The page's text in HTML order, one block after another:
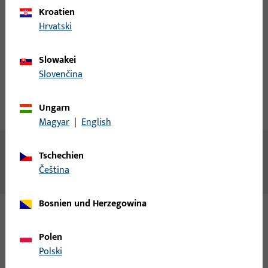
Produktbeschreibung
Technische Daten
Inhalt
Zwischenprofile 61 Thermostep
Varianten
Zu diesem Produkt gibt es folgende Varianten:
Kroatien
Hrvatski
Slowakei
Slovenčina
Ungarn
Magyar | English
Tschechien
čeština
Bosnien und Herzegowina
Polen
Polski